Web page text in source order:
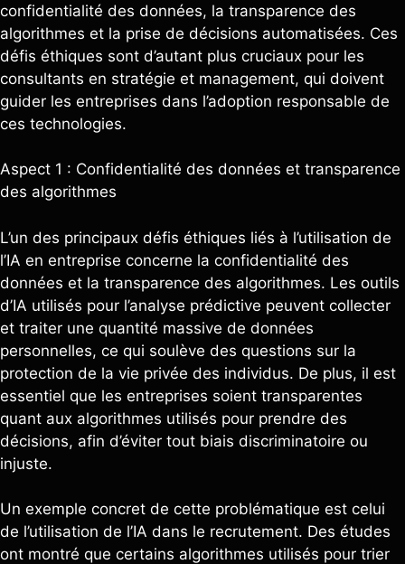
confidentialité des données, la transparence des
algorithmes et la prise de décisions automatisées. Ces
défis éthiques sont d’autant plus cruciaux pour les
consultants en stratégie et management, qui doivent
guider les entreprises dans l’adoption responsable de
ces technologies.
Aspect 1 : Confidentialité des données et transparence
des algorithmes
L’un des principaux défis éthiques liés à l’utilisation de
l’IA en entreprise concerne la confidentialité des
données et la transparence des algorithmes. Les outils
d’IA utilisés pour l’analyse prédictive peuvent collecter
et traiter une quantité massive de données
personnelles, ce qui soulève des questions sur la
protection de la vie privée des individus. De plus, il est
essentiel que les entreprises soient transparentes
quant aux algorithmes utilisés pour prendre des
décisions, afin d’éviter tout biais discriminatoire ou
injuste.
Un exemple concret de cette problématique est celui
de l’utilisation de l’IA dans le recrutement. Des études
ont montré que certains algorithmes utilisés pour trier